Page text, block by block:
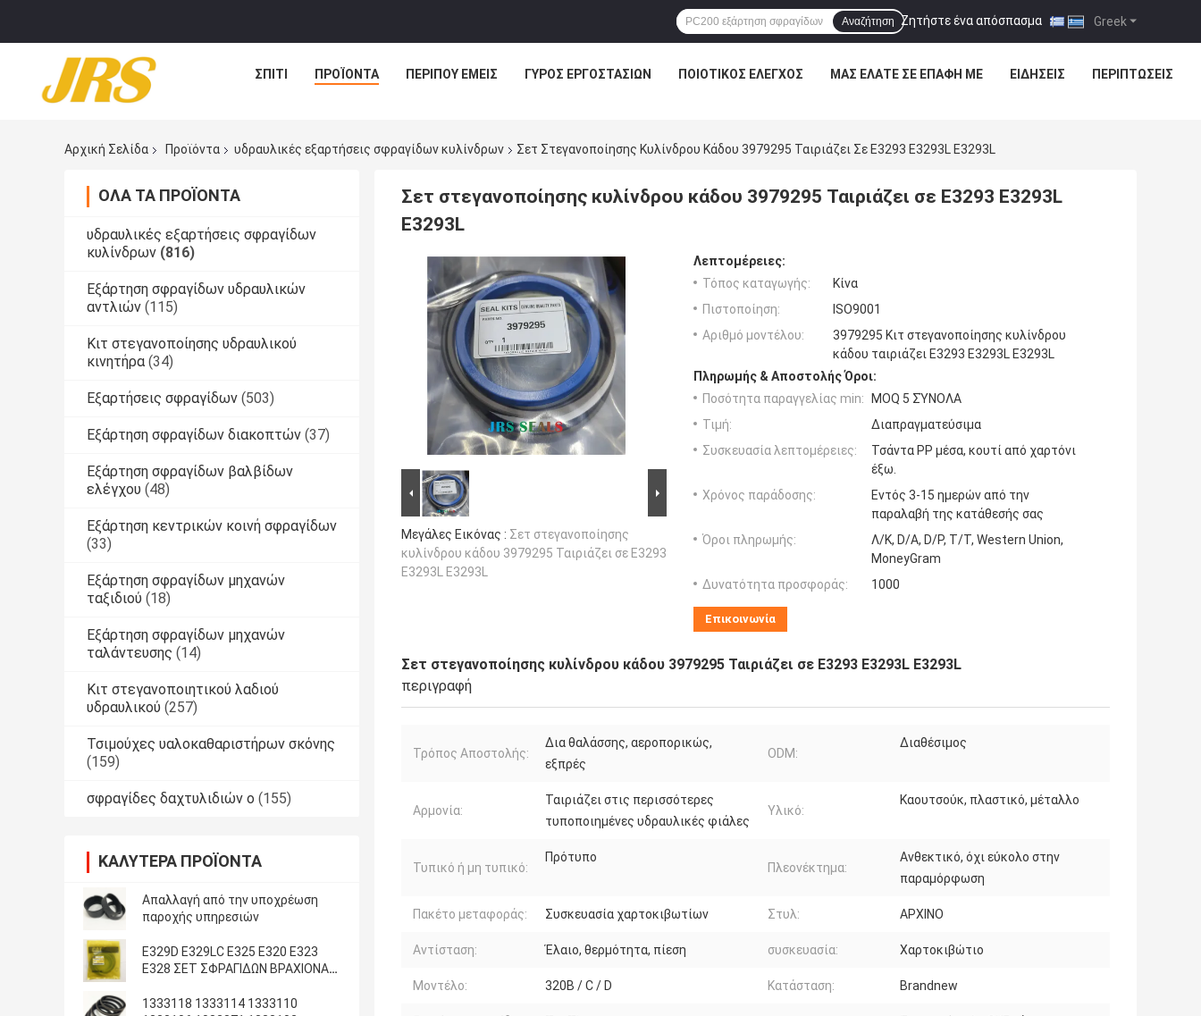
Greek
Ζητήστε ένα απόσπασμα |
Αναζήτηση
ΣΠΊΤΙ ΠΡΟΪΌΝΤΑ ΠΕΡΊΠΟΥ ΕΜΕΊΣ ΓΎΡΟΣ ΕΡΓΟΣΤΑΣΊΩΝ ΠΟΙΟΤΙΚΌΣ ΈΛΕΓΧΟΣ ΜΑΣ ΕΛΆΤΕ ΣΕ ΕΠΑΦΉ ΜΕ ΕΙΔΉΣΕΙΣ ΠΕΡΙΠΤΏΣΕΙΣ
Αρχική Σελίδα Προϊόντα υδραυλικές εξαρτήσεις σφραγίδων κυλίνδρων Σετ Στεγανοποίησης Κυλίνδρου Κάδου 3979295 Ταιριάζει Σε E3293 E3293L E3293L
ΌΛΑ ΤΑ ΠΡΟΪΌΝΤΑ
υδραυλικές εξαρτήσεις σφραγίδων
κυλίνδρων (816)
Εξάρτηση σφραγίδων υδραυλικών
αντλιών (115)
Κιτ στεγανοποίησης υδραυλικού
κινητήρα (34)
Εξαρτήσεις σφραγίδων (503)
Εξάρτηση σφραγίδων διακοπτών (37)
Εξάρτηση σφραγίδων βαλβίδων
ελέγχου (48)
Εξάρτηση κεντρικών κοινή σφραγίδων
(33)
Εξάρτηση σφραγίδων μηχανών
ταξιδιού (18)
Εξάρτηση σφραγίδων μηχανών
ταλάντευσης (14)
Κιτ στεγανοποιητικού λαδιού
υδραυλικού (257)
Τσιμούχες υαλοκαθαριστήρων σκόνης
(159)
σφραγίδες δαχτυλιδιών ο (155)
ΚΑΛΎΤΕΡΑ ΠΡΟΪΌΝΤΑ
Απαλλαγή από την υποχρέωση
παροχής υπηρεσιών
E329D E329LC E325 E320 E323
E328 ΣΕΤ ΣΦΡΑΓΙΔΩΝ ΒΡΑΧΙΟΝΑ
1333118 1333114 1333110
Σετ στεγανοποίησης κυλίνδρου κάδου 3979295 Ταιριάζει σε E3293 E3293L
E3293L
Μεγάλες Εικόνας : Σετ στεγανοποίησης
κυλίνδρου κάδου 3979295 Ταιριάζει σε E3293
E3293L E3293L
Λεπτομέρειες:
Τόπος καταγωγής:
Κίνα
Πιστοποίηση:
ISO9001
Αριθμό μοντέλου:
3979295 Κιτ στεγανοποίησης κυλίνδρου
κάδου ταιριάζει E3293 E3293L E3293L
Πληρωμής & Αποστολής Όροι:
Ποσότητα παραγγελίας min:
MOQ 5 ΣΎΝΟΛΑ
Τιμή:
Διαπραγματεύσιμα
Συσκευασία λεπτομέρειες:
Τσάντα PP μέσα, κουτί από χαρτόνι
έξω.
Χρόνος παράδοσης:
Εντός 3-15 ημερών από την
παραλαβή της κατάθεσής σας
Όροι πληρωμής:
Λ/Κ, D/A, D/P, T/T, Western Union,
MoneyGram
Δυνατότητα προσφοράς:
1000
Επικοινωνία
Σετ στεγανοποίησης κυλίνδρου κάδου 3979295 Ταιριάζει σε E3293 E3293L E3293L
περιγραφή
Τρόπος Αποστολής:
Δια θαλάσσης, αεροπορικώς,
εξπρές
ODM:
Διαθέσιμος
Αρμονία:
Ταιριάζει στις περισσότερες
τυποποιημένες υδραυλικές φιάλες
Υλικό:
Καουτσούκ, πλαστικό, μέταλλο
Τυπικό ή μη τυπικό:
Πρότυπο
Πλεονέκτημα:
Ανθεκτικό, όχι εύκολο στην
παραμόρφωση
Πακέτο μεταφοράς: Συσκευασία χαρτοκιβωτίων Στυλ: ΑΡΧΙΝΟ
Αντίσταση: Έλαιο, θερμότητα, πίεση συσκευασία: Χαρτοκιβώτιο
Μοντέλο: 320B / C / D Κατάσταση: Brandnew